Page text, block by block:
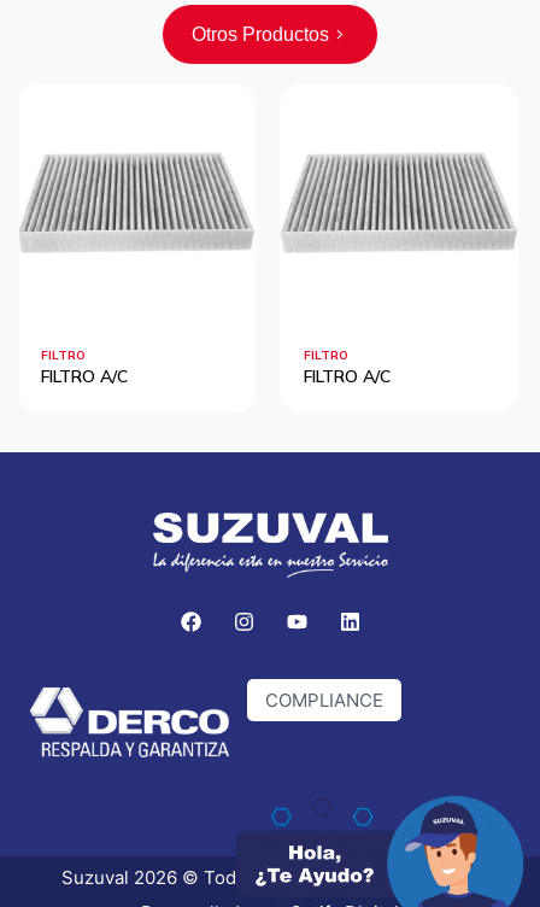
Otros Productos
FILTRO
FILTRO A/C
FILTRO
FILTRO A/C
COMPLIANCE
Suzuval 2026 © Todos los derechos reservados.